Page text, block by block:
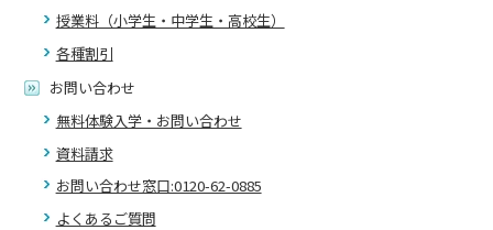
授業料（小学生・中学生・高校生）
各種割引
お問い合わせ
無料体験入学・お問い合わせ
資料請求
お問い合わせ窓口:0120-62-0885
よくあるご質問